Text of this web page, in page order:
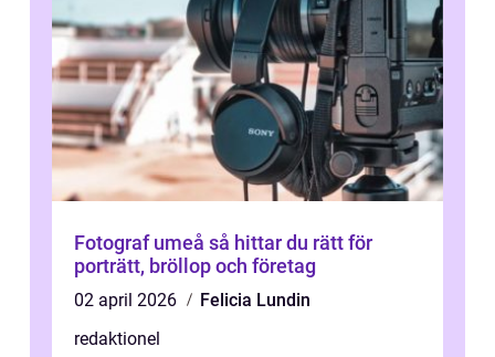
Fotograf umeå så hittar du rätt för
porträtt, bröllop och företag
02 april 2026
Felicia Lundin
redaktionel